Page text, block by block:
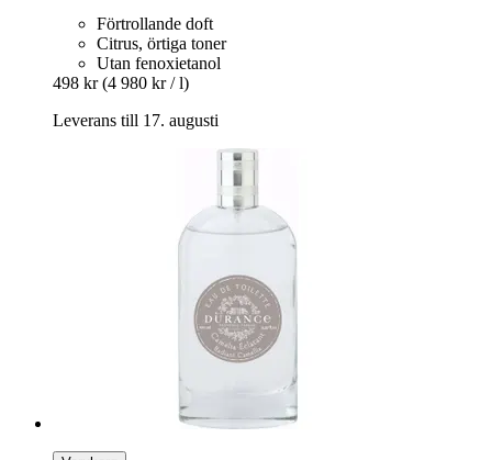
Förtrollande doft
Citrus, örtiga toner
Utan fenoxietanol
498 kr (4 980 kr / l)
Leverans till 17. augusti